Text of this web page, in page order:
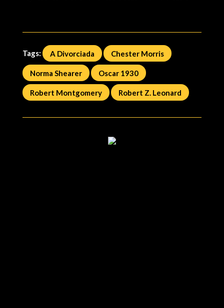
Tags: A Divorciada Chester Morris
Norma Shearer Oscar 1930
Robert Montgomery Robert Z. Leonard